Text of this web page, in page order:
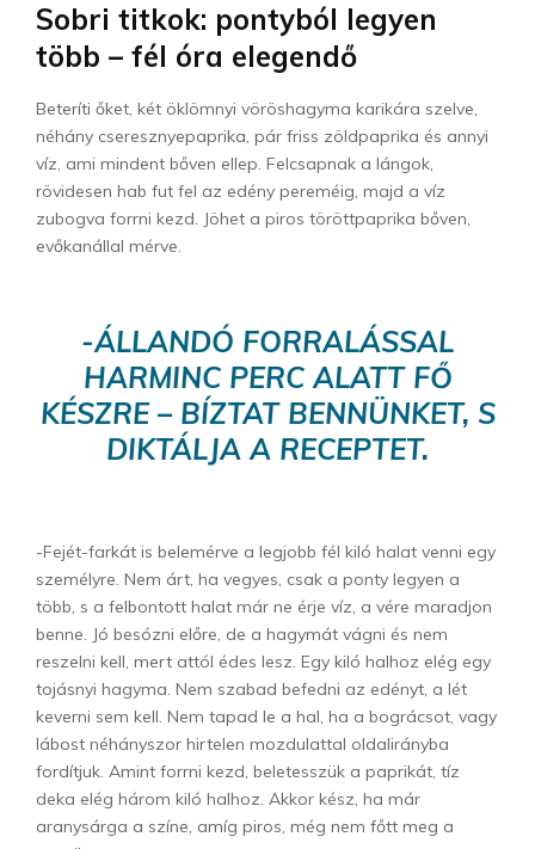
Sobri titkok: pontyból legyen
több – fél óra elegendő
Beteríti őket, két öklömnyi vöröshagyma karikára szelve,
néhány cseresznyepaprika, pár friss zöldpaprika és annyi
víz, ami mindent bőven ellep. Felcsapnak a lángok,
rövidesen hab fut fel az edény pereméig, majd a víz
zubogva forrni kezd. Jöhet a piros töröttpaprika bőven,
evőkanállal mérve.
-ÁLLANDÓ FORRALÁSSAL
HARMINC PERC ALATT FŐ
KÉSZRE – BÍZTAT BENNÜNKET, S
DIKTÁLJA A RECEPTET.
-Fejét-farkát is belemérve a legjobb fél kiló halat venni egy
személyre. Nem árt, ha vegyes, csak a ponty legyen a
több, s a felbontott halat már ne érje víz, a vére maradjon
benne. Jó besózni előre, de a hagymát vágni és nem
reszelni kell, mert attól édes lesz. Egy kiló halhoz elég egy
tojásnyi hagyma. Nem szabad befedni az edényt, a lét
keverni sem kell. Nem tapad le a hal, ha a bográcsot, vagy
lábost néhányszor hirtelen mozdulattal oldalirányba
fordítjuk. Amint forrni kezd, beletesszük a paprikát, tíz
deka elég három kiló halhoz. Akkor kész, ha már
aranysárga a színe, amíg piros, még nem főtt meg a